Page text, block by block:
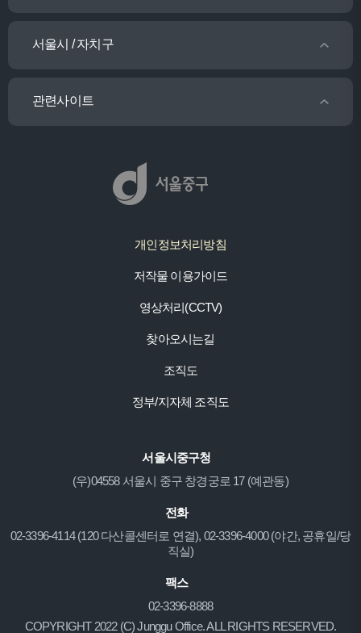
서울시 / 자치구
관련사이트
개인정보처리방침
저작물 이용가이드
영상처리(CCTV)
찾아오시는길
조직도
정부/지자체 조직도
서울시중구청
(우)04558 서울시 중구 창경궁로 17 (예관동)
전화
02-3396-4114 (120 다산콜센터로 연결), 02-3396-4000 (야간, 공휴일/당
직실)
팩스
02-3396-8888
COPYRIGHT 2022 (C) Junggu Office. ALL RIGHTS RESERVED.